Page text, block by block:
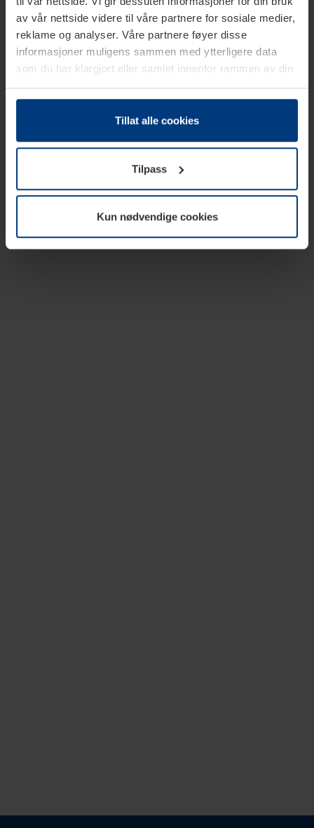
av vår nettside videre til våre partnere for sosiale medier,
reklame og analyser. Våre partnere føyer disse
informasjoner muligens sammen med ytterligere data
som du har klargjort eller samlet innenfor rammen av din
bruk av tjenestene.
Etter loven kan vi lagre informasjonskapsler på din
datamaskin, hvis disse er absolutt nødvendig for drift av
trenger vi din tillatelse. Du kan når som helst endre eller
tilbakekalle ditt samtykke i forklaringen av
informasjonskapselen på sidenPersonvernerklæringpå
Tillat alle cookies
Tilpass
Kun nødvendige cookies